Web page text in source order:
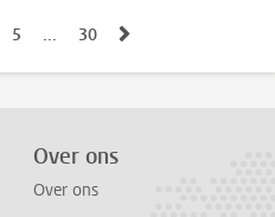
pagina
pagina
Naar pagina
5 ... Naar laatste pagina,
30
Over ons
Over ons